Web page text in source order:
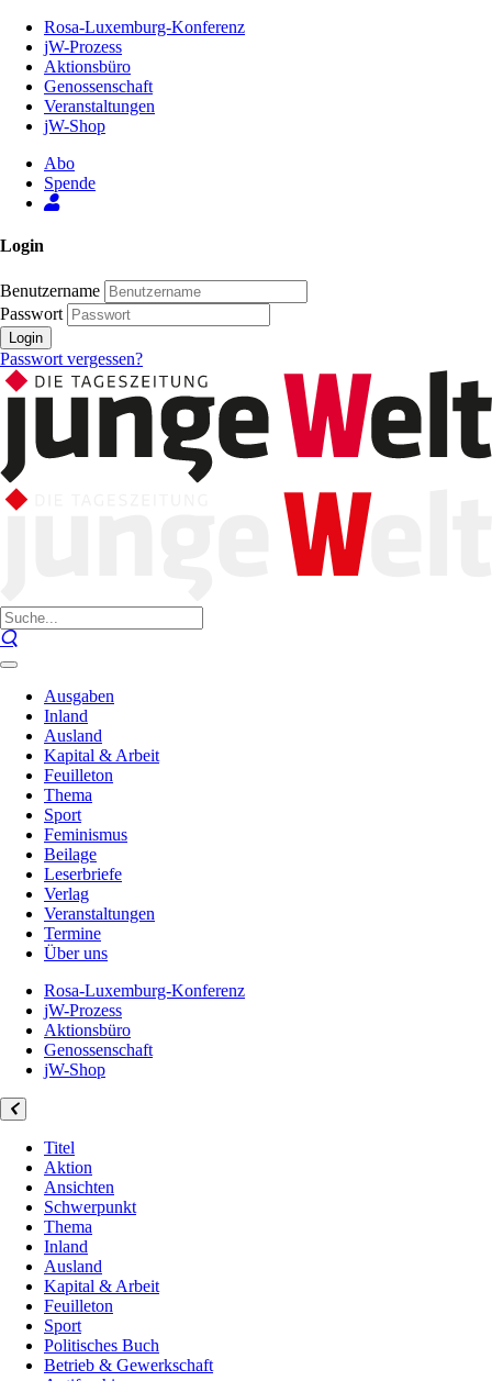
Inhalt
Seite
Rosa-Luxemburg-Konferenz
jW-Prozess
Aktionsbüro
Genossenschaft
Veranstaltungen
jW-Shop
Abo
Spende
Login
Benutzername
Passwort
Login
Passwort vergessen?
Ausgaben
Inland
Ausland
Kapital & Arbeit
Feuilleton
Thema
Sport
Feminismus
Beilage
Leserbriefe
Verlag
Veranstaltungen
Termine
Über uns
Rosa-Luxemburg-Konferenz
jW-Prozess
Aktionsbüro
Genossenschaft
jW-Shop
Titel
Aktion
Ansichten
Schwerpunkt
Thema
Inland
Ausland
Kapital & Arbeit
Feuilleton
Sport
Politisches Buch
Betrieb & Gewerkschaft